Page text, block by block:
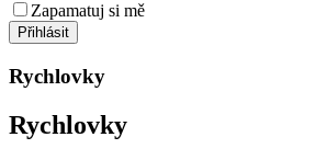
Zapamatuj si mě
Rychlovky
Rychlovky